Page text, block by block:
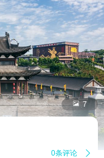
 7
0条评论 